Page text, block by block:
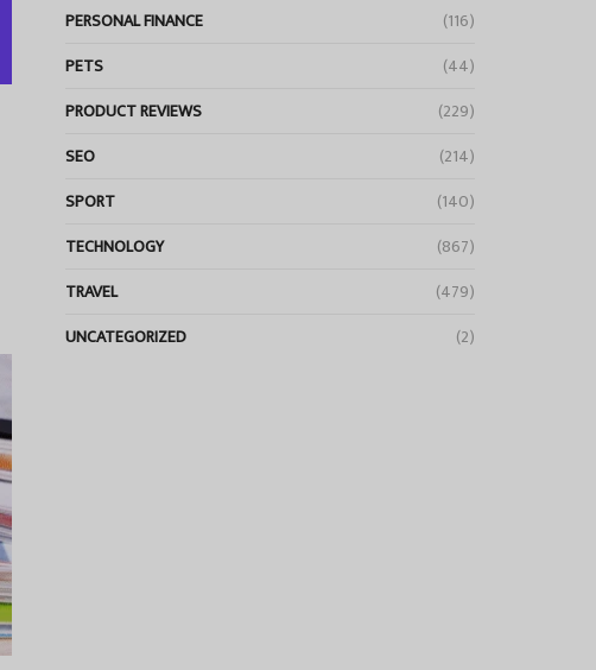
PERSONAL FINANCE
(116)
PETS
(44)
PRODUCT REVIEWS
(229)
SEO
(214)
SPORT
(140)
TECHNOLOGY
(867)
TRAVEL
(479)
UNCATEGORIZED
(2)